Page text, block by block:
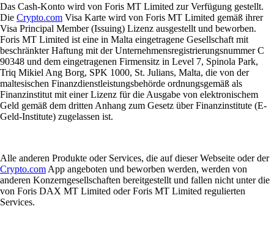
Das Cash-Konto wird von Foris MT Limited zur Verfügung gestellt.
Die Crypto.com Visa Karte wird von Foris MT Limited gemäß ihrer
Visa Principal Member (Issuing) Lizenz ausgestellt und beworben.
Foris MT Limited ist eine in Malta eingetragene Gesellschaft mit
beschränkter Haftung mit der Unternehmensregistrierungsnummer C
90348 und dem eingetragenen Firmensitz in Level 7, Spinola Park,
Triq Mikiel Ang Borg, SPK 1000, St. Julians, Malta, die von der
maltesischen Finanzdienstleistungsbehörde ordnungsgemäß als
Finanzinstitut mit einer Lizenz für die Ausgabe von elektronischem
Geld gemäß dem dritten Anhang zum Gesetz über Finanzinstitute (E-
Geld-Institute) zugelassen ist.
Alle anderen Produkte oder Services, die auf dieser Webseite oder der
Crypto.com App angeboten und beworben werden, werden von
anderen Konzerngesellschaften bereitgestellt und fallen nicht unter die
von Foris DAX MT Limited oder Foris MT Limited regulierten
Services.